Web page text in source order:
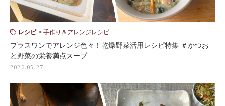
レシピ 手作り＆アレンジレシピ
プラスワンでアレンジ色々！乾燥野菜活用レシピ特集 ＃かつお
と野菜の栄養満点スープ
2026.05.27